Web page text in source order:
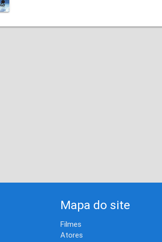
Mapa do site
Filmes
Atores